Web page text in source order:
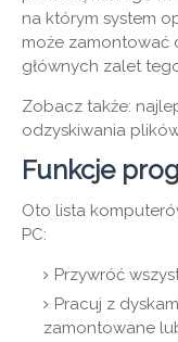
na którym system
może zamontować
głównych zalet
Zobacz także:
odzyskiwania
Funkcje
Oto lista
PC:
Przywróć
Pracuj z
zamontowane